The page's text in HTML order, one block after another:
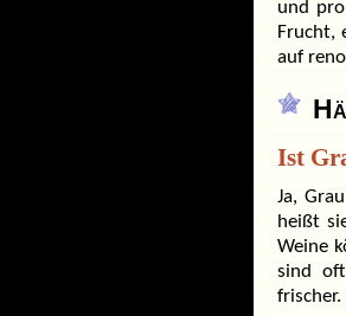
und
Frucht,
auf
Ist
Ja,
heißt
Weine
sind
frischer.